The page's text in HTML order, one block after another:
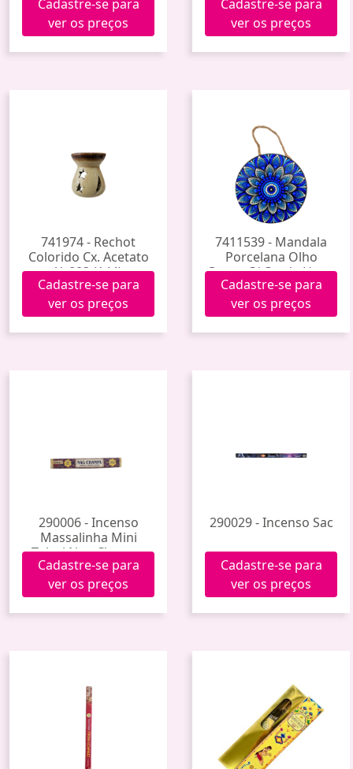
Cadastre-se para
ver os preços
Cadastre-se para
ver os preços
741974 - Rechot
Colorido Cx. Acetato
Yy003 (144)
Cadastre-se para
ver os preços
7411539 - Mandala
Porcelana Olho
Grego C/ Corda Hxgy-
006 (60)
Cadastre-se para
ver os preços
290006 - Incenso
Massalinha Mini
Tulasi Nag Champa
Cadastre-se para
ver os preços
290029 - Incenso Sac
Cadastre-se para
ver os preços